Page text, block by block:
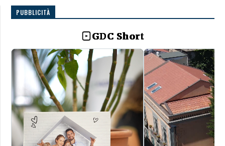
PUBBLICITÀ
GDC Short